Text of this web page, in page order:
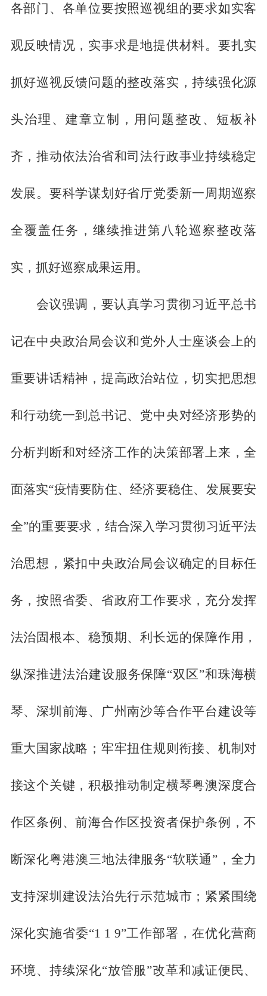
各部门、各单位要按照巡视组的要求如实客
观反映情况，实事求是地提供材料。要扎实
抓好巡视反馈问题的整改落实，持续强化源
头治理、建章立制，用问题整改、短板补
齐，推动依法治省和司法行政事业持续稳定
发展。要科学谋划好省厅党委新一周期巡察
全覆盖任务，继续推进第八轮巡察整改落
实，抓好巡察成果运用。
会议强调，要认真学习贯彻习近平总书
记在中央政治局会议和党外人士座谈会上的
重要讲话精神，提高政治站位，切实把思想
和行动统一到总书记、党中央对经济形势的
分析判断和对经济工作的决策部署上来，全
面落实“疫情要防住、经济要稳住、发展要安
全”的重要要求，结合深入学习贯彻习近平法
治思想，紧扣中央政治局会议确定的目标任
务，按照省委、省政府工作要求，充分发挥
法治固根本、稳预期、利长远的保障作用，
纵深推进法治建设服务保障“双区”和珠海横
琴、深圳前海、广州南沙等合作平台建设等
重大国家战略；牢牢扭住规则衔接、机制对
接这个关键，积极推动制定横琴粤澳深度合
作区条例、前海合作区投资者保护条例，不
断深化粤港澳三地法律服务“软联通”，全力
支持深圳建设法治先行示范城市；紧紧围绕
深化实施省委“1 1 9”工作部署，在优化营商
环境、持续深化“放管服”改革和减证便民、